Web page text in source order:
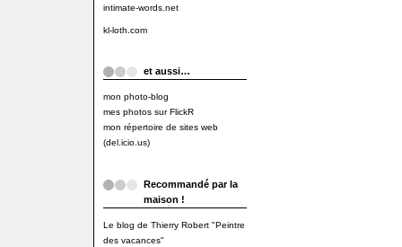
intimate-words.net
kl-loth.com
et aussi…
mon photo-blog
mes photos sur FlickR
mon répertoire de sites web
(del.icio.us)
Recommandé par la
maison !
Le blog de Thierry Robert "Peintre
des vacances"